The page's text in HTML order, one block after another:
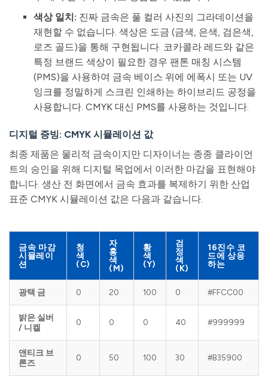
색상 일치: 진짜 금속은 풀 컬러 사진의 그라데이션을
재현할 수 없습니다. 색상은 도금 (금색, 은색, 검은색,
로즈 골드)을 통해 구현됩니다. 코카콜라 레드와 같은
특정 브랜드 색상이 필요한 경우 팬톤 매칭 시스템
(PMS)을 사용하여 금속 베이스 위에 에폭시 또는 UV
잉크를 정밀하게 스크린 인쇄하는 하이브리드 공정을
사용합니다. CMYK 대신 PMS를 사용하는 것입니다.
디지털 증빙: CMYK 시뮬레이션 값
최종 제품은 물리적 금속이지만 디자이너는 종종 클라이언
트의 승인을 위해 디지털 목업에서 이러한 마감을 표현해야
합니다. 생산 전 화면에서 금속 효과를 복제하기 위한 산업
표준 CMYK 시뮬레이션 값은 다음과 같습니다.
금속 마감
시뮬레이
션
청
색
(C)
자
홍
색
(M)
황
색
(Y)
검
정
색
(K)
16진수 코
드에 상응
하는
광택 금 0 20 100 0 #FFCC00
밝은 실버
/ 니켈
0 0 0 40 #999999
앤티크 브
론즈
0 50 100 30 #B35900